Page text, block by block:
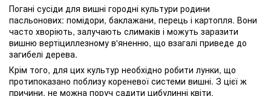
Погані сусіди для вишні городні культури родини
пасльонових: помідори, баклажани, перець і картопля. Вони
часто хворіють, залучають слимаків і можуть заразити
вишню вертіциллезному в'яненню, що взагалі приведе до
загибелі дерева.
Крім того, для цих культур необхідно робити лунки, що
протипоказано поблизу кореневої системи вишні. З цієї ж
причини, не можна поруч садити цибулинні квіти.